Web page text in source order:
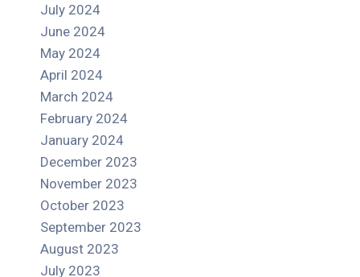
July 2024
June 2024
May 2024
April 2024
March 2024
February 2024
January 2024
December 2023
November 2023
October 2023
September 2023
August 2023
July 2023